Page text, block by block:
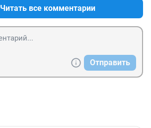
Читать все комментарии
Отправить